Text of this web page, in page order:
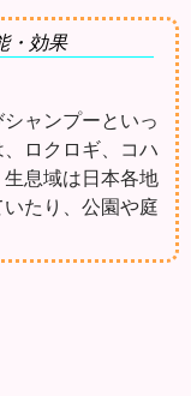
・効果
ャンプーといっ
ロクロギ、コハ
息域は日本各地
たり、公園や庭